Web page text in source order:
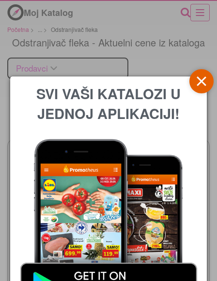
Moj Katalog
Početna > > Odstranjivač fleka
Odstranjivač fleka - Aktuelni cene iz kataloga
Prodavci
Cena
Lilly Drogerie
01.08.-31.08.2026
319,99 din
Dr.Beckmann
SVI VAŠI KATALOZI U
JEDNOJ APLIKACIJI!